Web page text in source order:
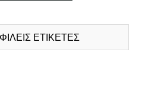
ΕΤΙΚΕΤΕΣ